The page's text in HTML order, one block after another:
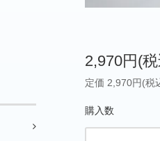
2,970円(
定価 2,970円(税
購入数